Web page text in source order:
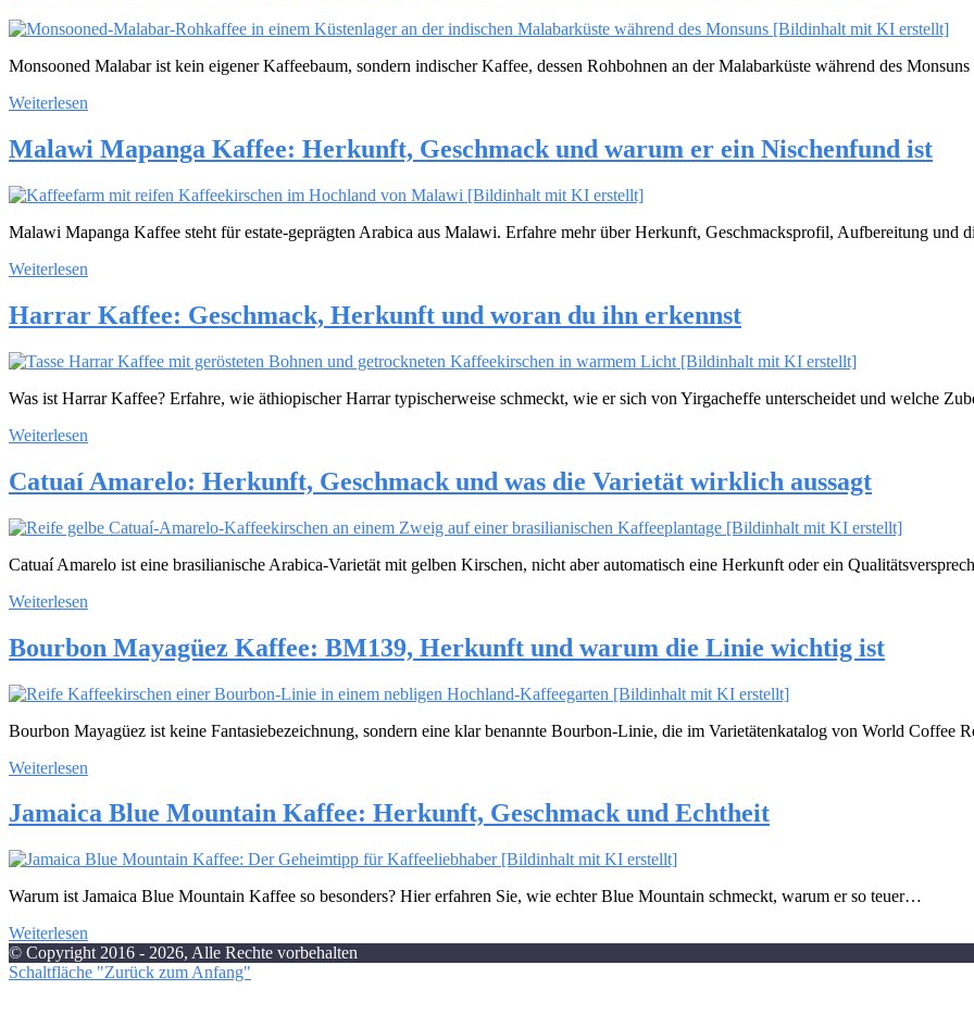
Monsooned Malabar ist kein eigener Kaffeebaum, sondern indischer Kaffee, dessen Rohbohnen an der Malabarküste während des
Weiterlesen
Malawi Mapanga Kaffee: Herkunft, Geschmack und warum er ein Nischenfund ist
Malawi Mapanga Kaffee steht für estate-geprägten Arabica aus Malawi. Erfahre mehr über Herkunft, Geschmacksprofil, Aufbereitung und
Weiterlesen
Harrar Kaffee: Geschmack, Herkunft und woran du ihn erkennst
Was ist Harrar Kaffee? Erfahre, wie äthiopischer Harrar typischerweise schmeckt, wie er sich von Yirgacheffe unterscheidet und welche
Weiterlesen
Catuaí Amarelo: Herkunft, Geschmack und was die Varietät wirklich aussagt
Catuaí Amarelo ist eine brasilianische Arabica-Varietät mit gelben Kirschen, nicht aber automatisch eine Herkunft oder ein
Weiterlesen
Bourbon Mayagüez Kaffee: BM139, Herkunft und warum die Linie wichtig ist
Bourbon Mayagüez ist keine Fantasiebezeichnung, sondern eine klar benannte Bourbon-Linie, die im Varietätenkatalog von World Coffee
Weiterlesen
Jamaica Blue Mountain Kaffee: Herkunft, Geschmack und Echtheit
Warum ist Jamaica Blue Mountain Kaffee so besonders? Hier erfahren Sie, wie echter Blue Mountain schmeckt, warum er so teuer…
Weiterlesen
© Copyright 2016 - 2026, Alle Rechte vorbehalten
Schaltfläche "Zurück zum Anfang"